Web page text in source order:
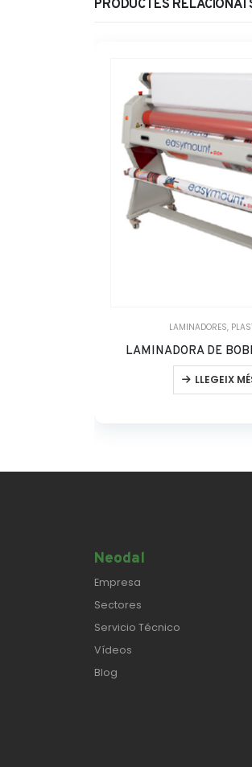
PRODUCTES
LAMINADORES,
LAMINADORA DE
LLEGEIX
Neodal
Empresa
Sectores
Servicio Técnico
Vídeos
Blog